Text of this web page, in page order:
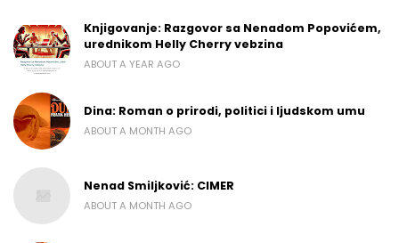
Knjigovanje: Razgovor sa Nenadom Popovićem,
urednikom Helly Cherry vebzina
ABOUT A YEAR AGO
Dina: Roman o prirodi, politici i ljudskom umu
ABOUT A MONTH AGO
Nenad Smiljković: CIMER
ABOUT A MONTH AGO